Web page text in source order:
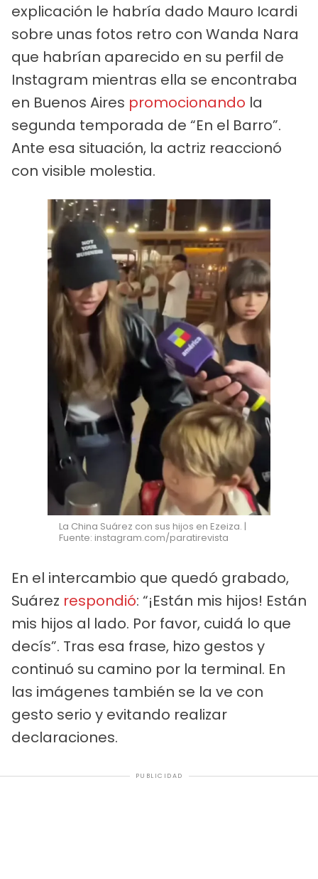
explicación le habría dado Mauro Icardi
sobre unas fotos retro con Wanda Nara
que habrían aparecido en su perfil de
Instagram mientras ella se encontraba
en Buenos Aires promocionando la
segunda temporada de “En el Barro”.
Ante esa situación, la actriz reaccionó
con visible molestia.
La China Suárez con sus hijos en Ezeiza. |
Fuente: instagram.com/paratirevista
En el intercambio que quedó grabado,
Suárez respondió: “¡Están mis hijos! Están
mis hijos al lado. Por favor, cuidá lo que
decís”. Tras esa frase, hizo gestos y
continuó su camino por la terminal. En
las imágenes también se la ve con
gesto serio y evitando realizar
declaraciones.
PUBLICIDAD